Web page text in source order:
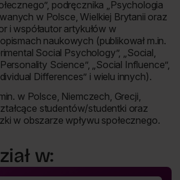
podręcznika „Psychologia
w Polsce, Wielkiej Brytanii oraz
i współautor artykułów w
naukowych (publikował m.in.
Social Psychology”, „Social,
Science”, „Social Influence”,
Differences” i wielu innych).
w Polsce, Niemczech, Grecji,
studentów/studentki oraz
w obszarze wpływu społecznego.
w: